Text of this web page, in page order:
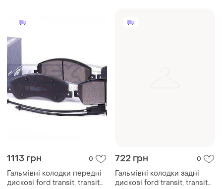
1113 грн 0
Гальмівні колодки передні
дискові ford transit, transit
722 грн 0
Гальмівні колодки задні
дискові ford transit, transit